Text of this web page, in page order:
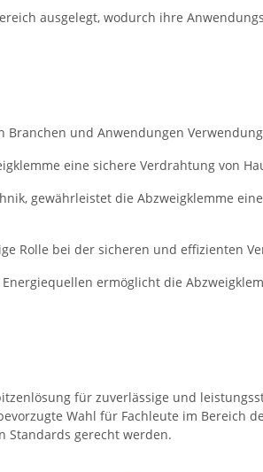
ausgelegt, wodurch ihre
Branchen und Anwendungen
eine sichere Verdrahtung von
gewährleistet die Abzweigklemme
Rolle bei der sicheren und effizienten
ermöglicht die
für zuverlässige und
Wahl für Fachleute im Bereich
Standards gerecht werden.